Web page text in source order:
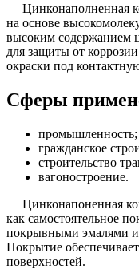
Цинконаполненная
на основе
высоким содержанием
для защиты от
окраски под
Сферы
промышленность;
гражданское
строительство
вагоностроение.
Цинконапоненная
как самостоятельное
покрывными эмалями
Покрытие
поверхностей.